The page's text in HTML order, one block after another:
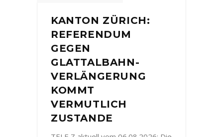
KANTON ZÜRICH:
REFERENDUM
GEGEN
GLATTALBAHN-
VERLÄNGERUNG
KOMMT
VERMUTLICH
ZUSTANDE